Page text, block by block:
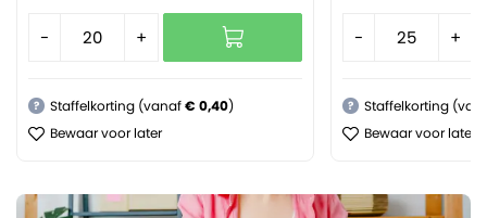
- +
? Staffelkorting (vanaf€ 0,40)
Bewaar voor later
- +
?
Staffelkorting
Bewaar voor later